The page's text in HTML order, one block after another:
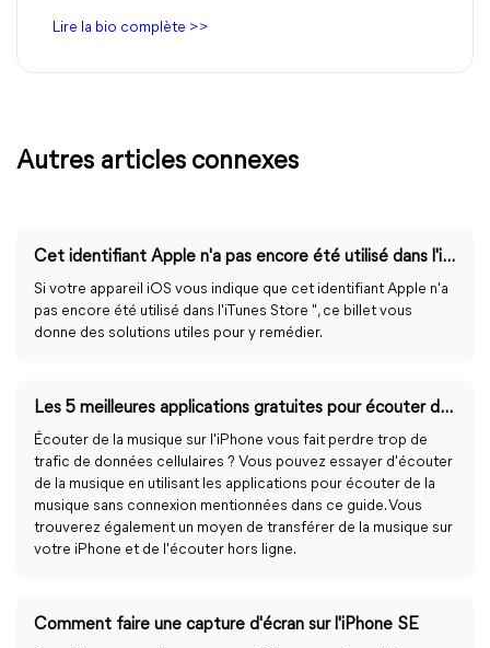
Lire la bio complète >>
Autres articles connexes
Cet identifiant Apple n'a pas encore été utilisé dans l'iTunes Store
Si votre appareil iOS vous indique que cet identifiant Apple n'a
pas encore été utilisé dans l'iTunes Store ", ce billet vous
donne des solutions utiles pour y remédier.
Les 5 meilleures applications gratuites pour écouter de la musique sans connexion gratuitement
Écouter de la musique sur l'iPhone vous fait perdre trop de
trafic de données cellulaires ? Vous pouvez essayer d'écouter
de la musique en utilisant les applications pour écouter de la
musique sans connexion mentionnées dans ce guide. Vous
trouverez également un moyen de transférer de la musique sur
votre iPhone et de l'écouter hors ligne.
Comment faire une capture d'écran sur l'iPhone SE